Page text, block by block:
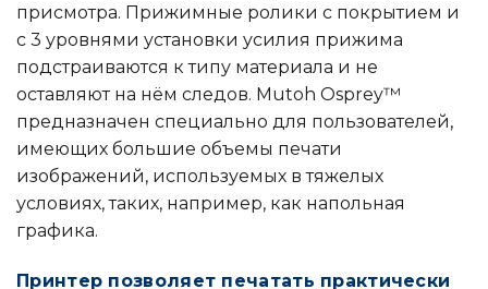
присмотра. Прижимные ролики с покрытием и
с 3 уровнями установки усилия прижима
подстраиваются к типу материала и не
оставляют на нём следов. Mutoh Osprey™
предназначен специально для пользователей,
имеющих большие объемы печати
изображений, используемых в тяжелых
условиях, таких, например, как напольная
графика.
Принтер позволяет печатать практически